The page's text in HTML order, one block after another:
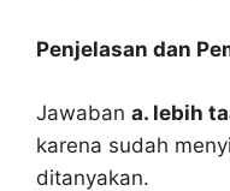
Penjelasan dan
Jawaban a. lebih
karena sudah
ditanyakan.